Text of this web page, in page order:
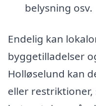
belysning osv.
Endelig kan
byggetilladelser
Holløselund kan
eller restriktioner,